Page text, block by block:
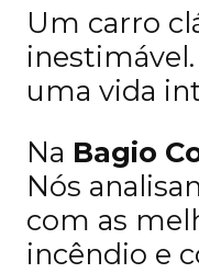
Um carro
uma vida
Na Bagio
Nós
com as
incêndio e